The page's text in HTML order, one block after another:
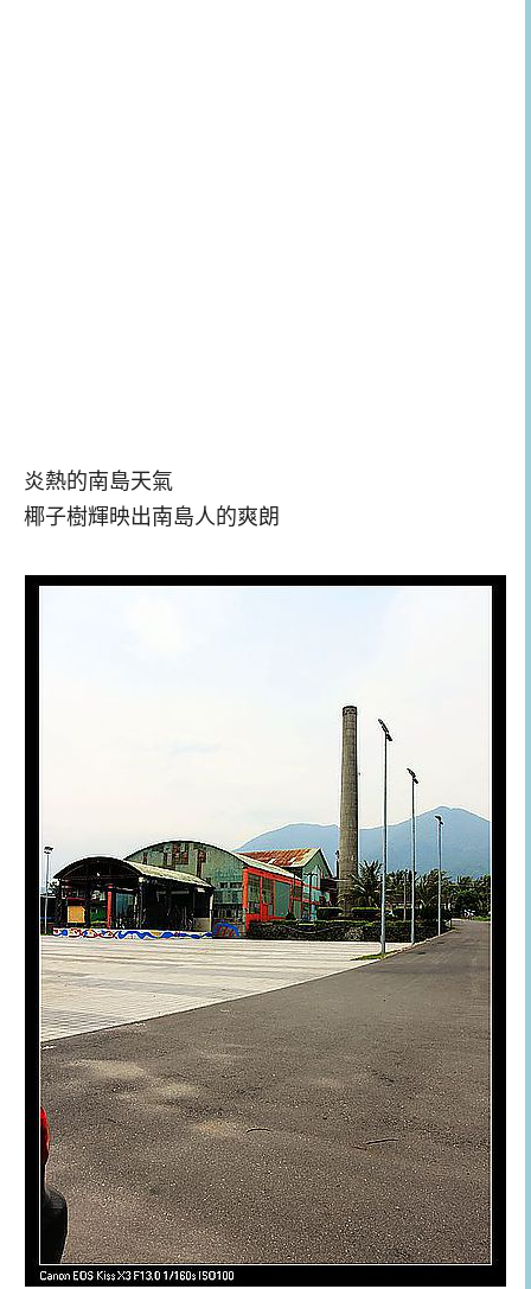
炎熱的南島天氣
椰子樹輝映出南島人的爽朗